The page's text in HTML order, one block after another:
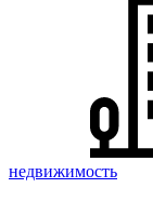
недвижимость